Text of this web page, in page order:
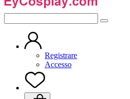
Registrare
Accesso